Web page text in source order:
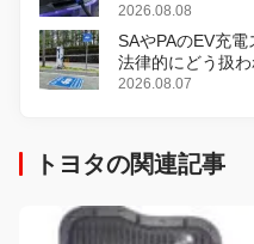
2026.08.08
SAやPAのEV充電
法律的にどう扱わ
2026.08.07
トヨタの関連記事